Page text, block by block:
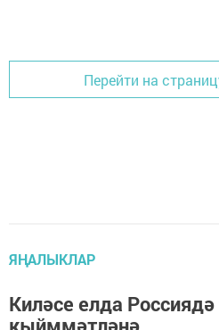
Перейти на
ЯҢАЛЫКЛАР
Киләсе елда